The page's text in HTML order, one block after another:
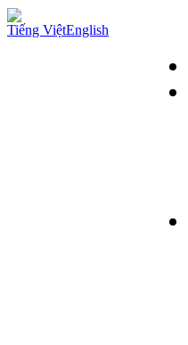
Tiếng ViệtEnglish